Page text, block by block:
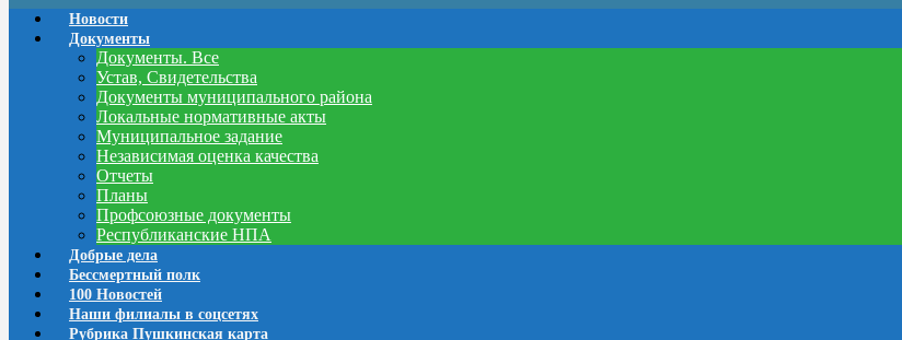
Новости
Документы
Документы. Все
Устав, Свидетельства
Документы муниципального района
Локальные нормативные акты
Муниципальное задание
Независимая оценка качества
Отчеты
Планы
Профсоюзные документы
Республиканские НПА
Добрые дела
Бессмертный полк
100 Новостей
Наши филиалы в соцсетях
Рубрика Пушкинская карта